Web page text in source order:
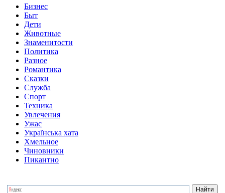
Бизнес
Быт
Дети
Животные
Знаменитости
Политика
Разное
Романтика
Сказки
Служба
Спорт
Техника
Увлечения
Ужас
Українська хата
Хмельное
Чиновники
Пикантно